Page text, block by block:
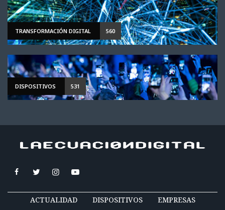
TRANSFORMACIÓN DIGITAL 560
DISPOSITIVOS 531
ACTUALIDAD DISPOSITIVOS EMPRESAS